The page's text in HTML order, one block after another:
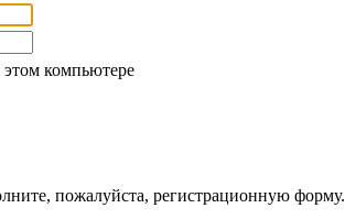
компьютере
пожалуйста, регистрационную форму.